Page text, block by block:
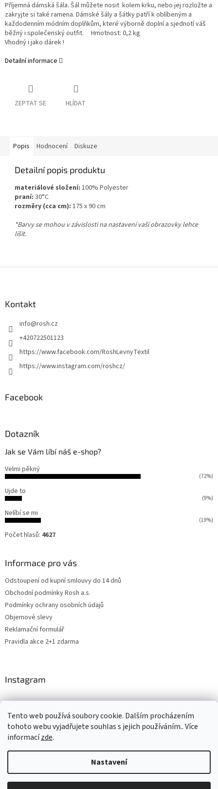
Tento web používá soubory cookie. Dalším procházením
tohoto webu vyjadřujete souhlas s jejich používáním.. Více
informacízde.
Nastavení
Příjemná dámská šála. Šál můžete nosit kolem krku, nebo jej rozložte a
zakryjte si také ramena. Dámské šály a šátky patří k oblíbeným a
každodenním módním doplňkům, které výborně doplní a sjednotí váš
běžný i společenský outfit. Hmotnost: 0,2 kg
Vhodný i jako dárek !
Detailní informace
ZEPTAT SE HLÍDAT
Popis Hodnocení Diskuze
Detailní popis produktu
materiálové složení: 100% Polyester
praní: 30°C
rozměry (cca cm): 175 x 90 cm
*Barvy se mohou v závislosti na nastavení vaší obrazovky lehce
lišit.
Kontakt
info@rosh.cz
+420722501123
https://www.facebook.com/RoshLevnyTextil
https://www.instagram.com/roshcz/
Facebook
Dotazník
Jak se Vám líbí náš e-shop?
Velmi pěkný
(72%)
Ujde to
(9%)
Nelíbí se mi
(19%)
Počet hlasů: 4627
Informace pro vás
Odstoupení od kupní smlouvy do 14 dnů
Obchodní podmínky Rosh a.s.
Podmínky ochrany osobních údajů
Objemové slevy
Reklamační formulář
Pravidla akce 2+1 zdarma
Instagram
Levne4you.cz CARDAMON Online Magazín
Vytvořil Shoptet